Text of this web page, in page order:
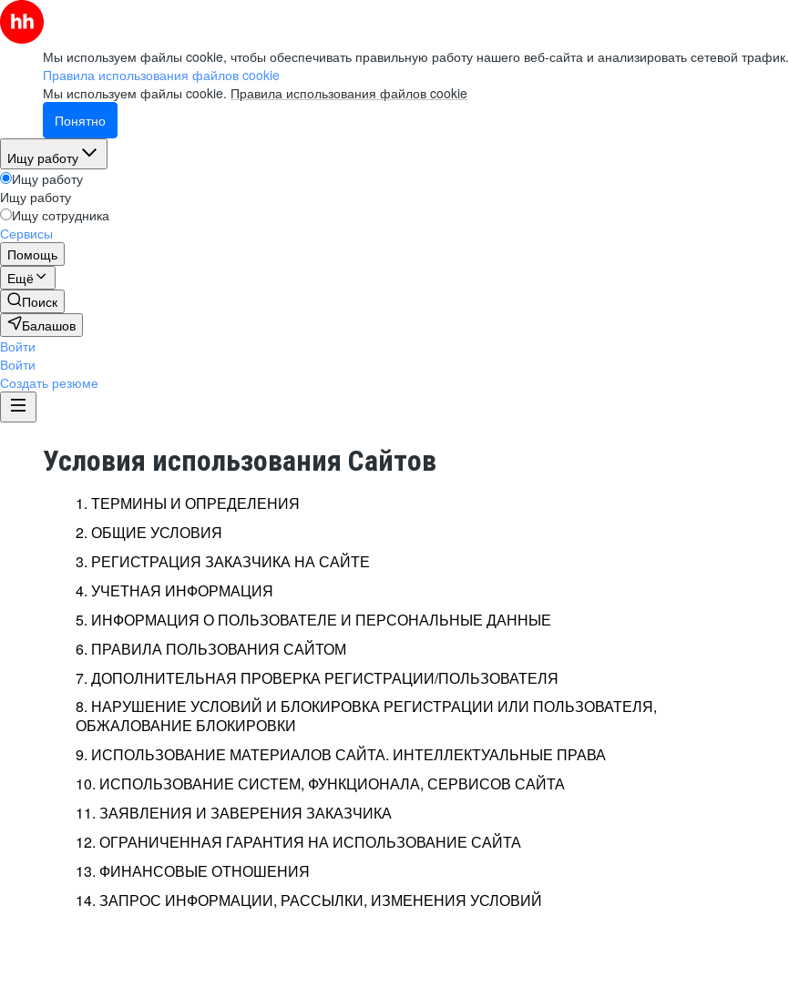
Мы используем файлы cookie, чтобы обеспечивать правильную работу нашего веб-сайта и анализировать сетевой трафик.
Правила использования файлов cookie
Мы используем файлы cookie. Правила использования файлов cookie
Понятно
Ищу работу
Ищу работу
Ищу работу
Ищу сотрудника
Сервисы
Помощь
Ещё
Поиск
Балашов
Войти
Войти
Создать резюме
Условия использования Сайтов
1. ТЕРМИНЫ И ОПРЕДЕЛЕНИЯ
2. ОБЩИЕ УСЛОВИЯ
3. РЕГИСТРАЦИЯ ЗАКАЗЧИКА НА САЙТЕ
4. УЧЕТНАЯ ИНФОРМАЦИЯ
5. ИНФОРМАЦИЯ О ПОЛЬЗОВАТЕЛЕ И ПЕРСОНАЛЬНЫЕ ДАННЫЕ
6. ПРАВИЛА ПОЛЬЗОВАНИЯ САЙТОМ
7. ДОПОЛНИТЕЛЬНАЯ ПРОВЕРКА РЕГИСТРАЦИИ/ПОЛЬЗОВАТЕЛЯ
8. НАРУШЕНИЕ УСЛОВИЙ И БЛОКИРОВКА РЕГИСТРАЦИИ ИЛИ ПОЛЬЗОВАТЕЛЯ,
ОБЖАЛОВАНИЕ БЛОКИРОВКИ
9. ИСПОЛЬЗОВАНИЕ МАТЕРИАЛОВ САЙТА. ИНТЕЛЛЕКТУАЛЬНЫЕ ПРАВА
10. ИСПОЛЬЗОВАНИЕ СИСТЕМ, ФУНКЦИОНАЛА, СЕРВИСОВ САЙТА
11. ЗАЯВЛЕНИЯ И ЗАВЕРЕНИЯ ЗАКАЗЧИКА
12. ОГРАНИЧЕННАЯ ГАРАНТИЯ НА ИСПОЛЬЗОВАНИЕ САЙТА
13. ФИНАНСОВЫЕ ОТНОШЕНИЯ
14. ЗАПРОС ИНФОРМАЦИИ, РАССЫЛКИ, ИЗМЕНЕНИЯ УСЛОВИЙ